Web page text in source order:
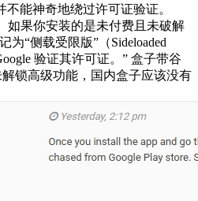
能神奇地绕过许可证验证。
如果你安装的是未付费且未破解
为“侧载受限版”（Sideloaded
验证其许可证。” 盒子带谷
锁高级功能，国内盒子应该没有